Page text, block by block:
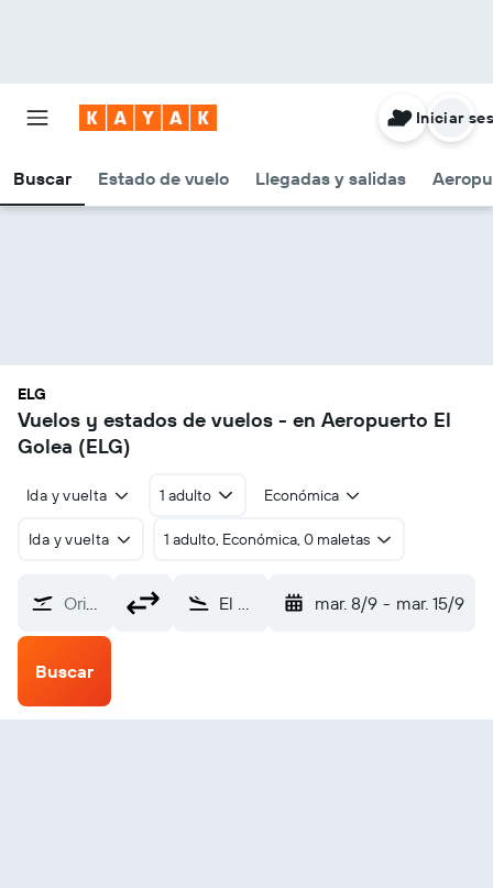
Buscar Estado de vuelo Llegadas y salidas
Iniciar
ELG
Vuelos y estados de vuelos - en Aeropuerto El
Golea (ELG)
Ida y vuelta 1 adulto Económica
Ida y vuelta 1 adulto, Económica, 0 maletas
Origen El Golea (ELG) mar. 8/9 - mar. 15/9
Buscar